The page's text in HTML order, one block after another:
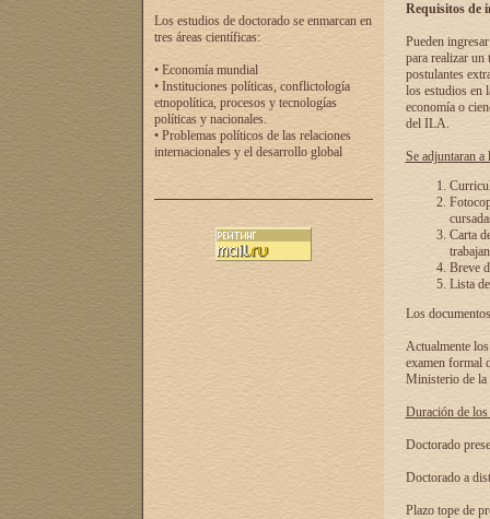
Los estudios de doctorado se enmarcan en
tres áreas científicas:
• Economía mundial
• Instituciones políticas, conflictología
etnopolítica, procesos y tecnologías
políticas y nacionales.
• Problemas políticos de las relaciones
internacionales y el desarrollo global
Requisitos de
Pueden
para realizar un
postulantes
los estudios en
economía o
del ILA.
Se adjuntaran a
Carta
Breve
Lista
Los
Actualmente
examen formal
Ministerio de la
Duración de
Doctorado
Doctorado a
Plazo tope de